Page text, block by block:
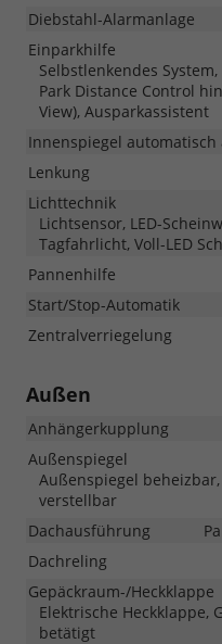
Diebstahl-Alarmanlage
Einparkhilfe
Selbstlenkendes
Park Distance Control
View), Ausparkassistent
Innenspiegel
Lenkung
Lichttechnik
Lichtsensor, LED-
Tagfahrlicht, Voll-LED
Pannenhilfe
Start/Stop-Automatik
Zentralverriegelung
Außen
Anhängerkupplung
Außenspiegel
Außenspiegel
verstellbar
Dachausführung
Dachreling
Gepäckraum-/Heckklappe
Elektrische Heckklappe,
betätigt